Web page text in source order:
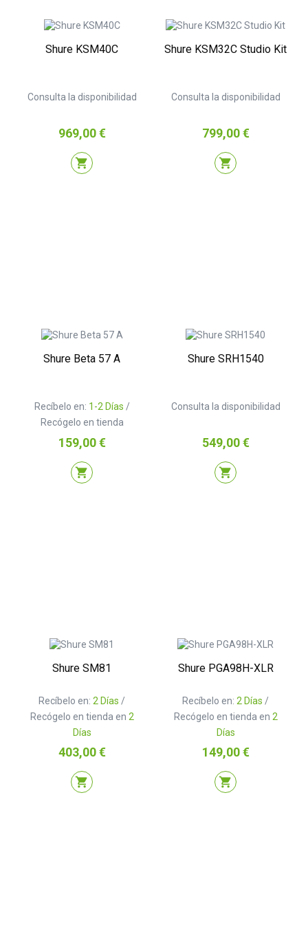
Shure KSM40C
Consulta la disponibilidad
Precio
969,00 €
shopping_cart
Shure KSM32C Studio Kit
Consulta la disponibilidad
Precio
799,00 €
shopping_cart
Shure Beta 57 A
Recíbelo en: 1-2 Días /
Recógelo en tienda
Precio
159,00 €
shopping_cart
Shure SRH1540
Consulta la disponibilidad
Precio
549,00 €
shopping_cart
Shure SM81
Recíbelo en: 2 Días /
Recógelo en tienda en 2
Días
Precio
403,00 €
shopping_cart
Shure PGA98H-XLR
Recíbelo en: 2 Días /
Recógelo en tienda en 2
Días
Precio
149,00 €
shopping_cart